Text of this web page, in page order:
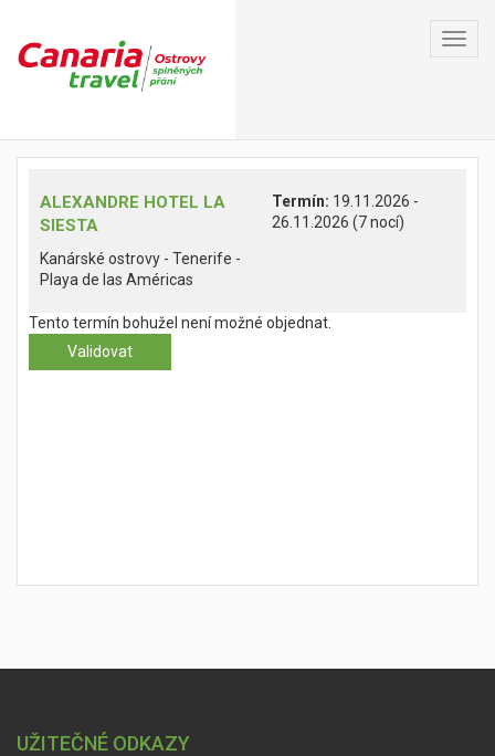
ALEXANDRE HOTEL LA
SIESTA
Kanárské ostrovy - Tenerife -
Playa de las Américas
Termín: 19.11.2026 -
26.11.2026 (7 nocí)
Tento termín bohužel není možné objednat.
UŽITEČNÉ ODKAZY